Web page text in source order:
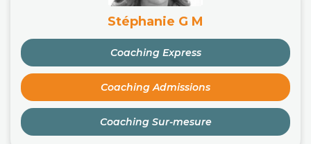
Stéphanie G M
Coaching Express
Coaching Admissions
Coaching Sur-mesure